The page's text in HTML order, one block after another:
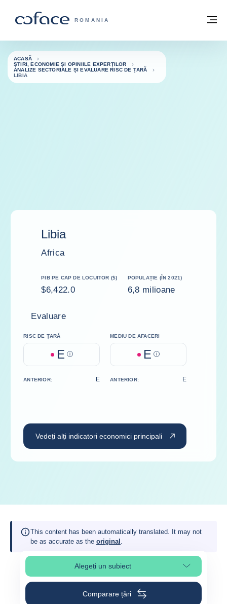
COFACE FOR TRADE - WEBSITE GRUP
ROMANIA
Înapoi la pagina de start
ACASĂ
ȘTIRI, ECONOMIE ȘI OPINIILE EXPERȚILOR
ANALIZE SECTORIALE ȘI EVALUARE RISC DE ȚARĂ
LIBIA
Libia
Africa
PIB PE CAP DE LOCUITOR ($)
$6,422.0
POPULAȚIE (ÎN 2021)
6,8 milioane
Evaluare
RISC DE ȚARĂ
E Help
MEDIU DE AFACERI
E Help
ANTERIOR: E ANTERIOR: E
Vedeți alți indicatori economici principali
This content has been automatically translated. It may not
be as accurate as the original .
Alegeți un subiectSelect page section
Comparare țări